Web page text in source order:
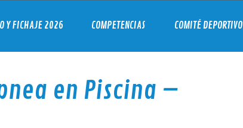
Y FICHAJE 2026 COMPETENCIAS COMITÉ DEPORTIVO
en Piscina –